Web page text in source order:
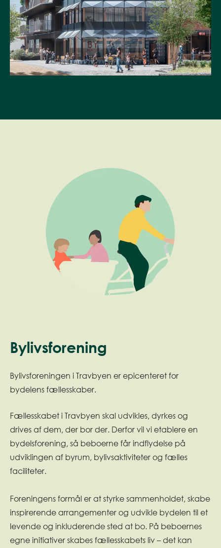
Bylivsforening
Bylivsforeningen i Travbyen er epicenteret for
bydelens fællesskaber.
Fællesskabet i Travbyen skal udvikles, dyrkes og
drives af dem, der bor der. Derfor vil vi etablere en
bydelsforening, så beboerne får indflydelse på
udviklingen af byrum, bylivsaktiviteter og fælles
faciliteter.
Foreningens formål er at styrke sammenholdet, skabe
inspirerende arrangementer og udvikle bydelen til et
levende og inkluderende sted at bo. På beboernes
egne initiativer skabes fællesskabets liv – det kan